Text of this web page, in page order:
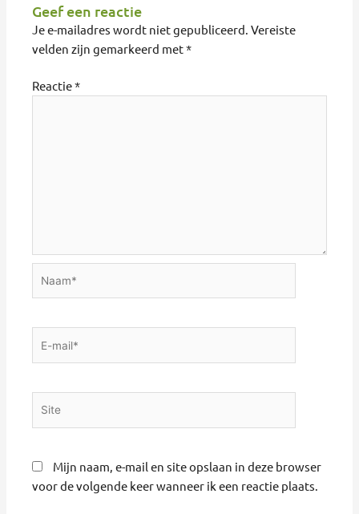
Geef een reactie
Je e-mailadres wordt niet gepubliceerd. Vereiste
velden zijn gemarkeerd met*
Reactie*
Mijn naam, e-mail en site opslaan in deze browser
voor de volgende keer wanneer ik een reactie plaats.